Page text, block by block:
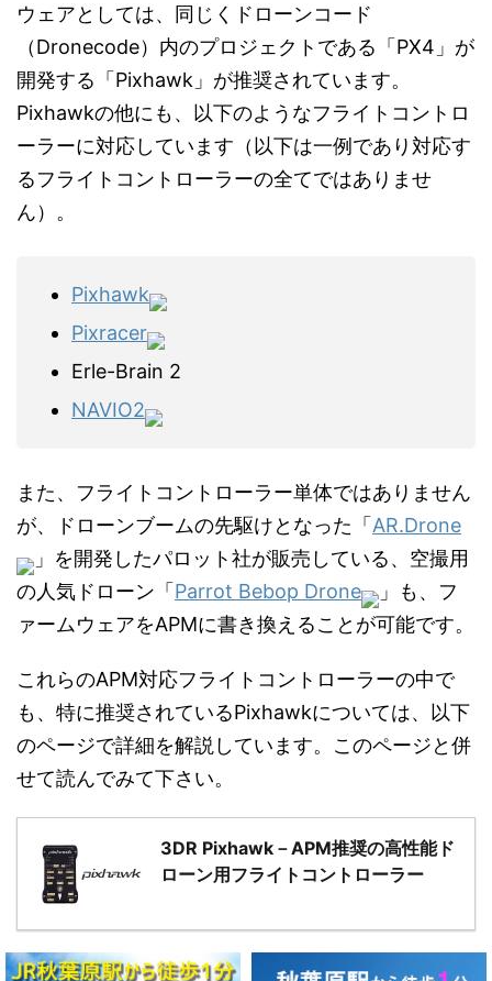
ウェアとしては、同じくドローンコード
（Dronecode）内のプロジェクトである「PX4」が
開発する「Pixhawk」が推奨されています。
Pixhawkの他にも、以下のようなフライトコントロ
ーラーに対応しています（以下は一例であり対応す
るフライトコントローラーの全てではありませ
ん）。
Pixhawk
Pixracer
Erle-Brain 2
NAVIO2
また、フライトコントローラー単体ではありません
が、ドローンブームの先駆けとなった「AR.Drone
」を開発したパロット社が販売している、空撮用
の人気ドローン「Parrot Bebop Drone
」も、フ
ァームウェアをAPMに書き換えることが可能です。
これらのAPM対応フライトコントローラーの中で
も、特に推奨されているPixhawkについては、以下
のページで詳細を解説しています。このページと併
せて読んでみて下さい。
3DR Pixhawk－APM推奨の高性能ド
ローン用フライトコントローラー